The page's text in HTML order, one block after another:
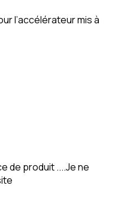
l’accélérateur mis à
de produit ....Je ne